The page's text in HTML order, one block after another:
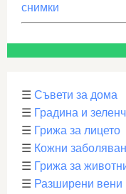
снимки
☰ Съвети за дома
☰ Градина и
☰ Грижа за лицето
☰ Кожни
☰ Грижа за
☰ Разширени вени